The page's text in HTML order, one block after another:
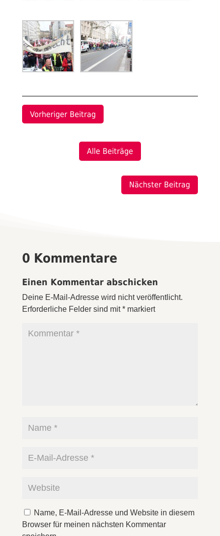
Vorheriger Beitrag
Alle Beiträge
Nächster Beitrag
0 Kommentare
Einen Kommentar abschicken
Deine E-Mail-Adresse wird nicht veröffentlicht.
Erforderliche Felder sind mit*markiert
Name, E-Mail-Adresse und Website in diesem
Browser für meinen nächsten Kommentar